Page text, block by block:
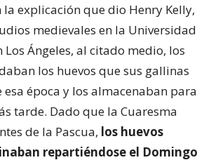
la explicación que dio Henry Kelly,
medievales en la Universidad
Ángeles, al citado medio, los
los huevos que sus gallinas
época y los almacenaban para
tarde. Dado que la Cuaresma
de la Pascua, los huevos
repartiéndose el Domingo